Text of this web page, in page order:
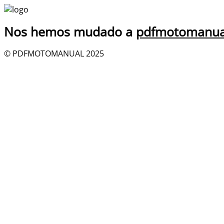
Nos hemos mudado a
© PDFMOTOMANUAL 2025